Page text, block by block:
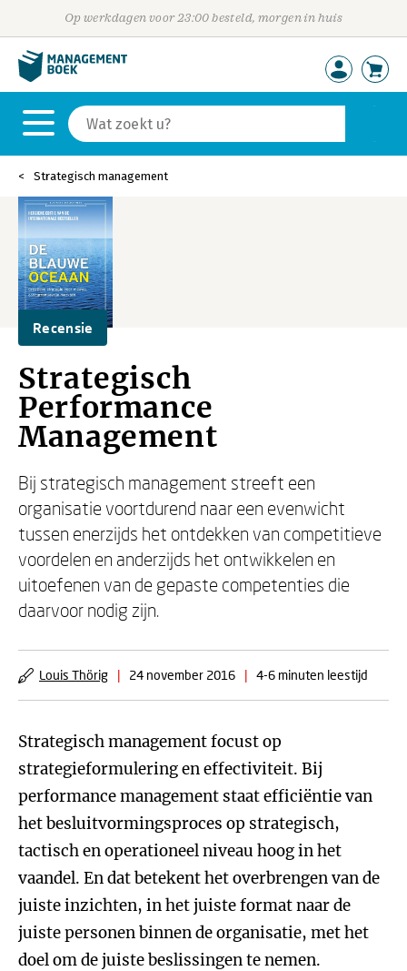
Op werkdagen voor 23:00 besteld, morgen in huis
Strategisch management
Recensie
Strategisch
Performance
Management
Bij strategisch management streeft een
organisatie voortdurend naar een evenwicht
tussen enerzijds het ontdekken van competitieve
voordelen en anderzijds het ontwikkelen en
uitoefenen van de gepaste competenties die
daarvoor nodig zijn.
Louis Thörig | 24 november 2016 | 4-6 minuten leestijd
Strategisch management focust op
strategieformulering en effectiviteit. Bij
performance management staat efficiëntie van
het besluitvormingsproces op strategisch,
tactisch en operationeel niveau hoog in het
vaandel. En dat betekent het overbrengen van de
juiste inzichten, in het juiste format naar de
juiste personen binnen de organisatie, met het
doel om de juiste beslissingen te nemen.